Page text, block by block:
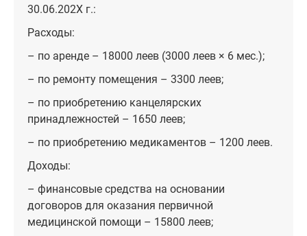
30.06.202X г.:
Расходы:
– по аренде – 18000 леев (3000 леев × 6 мес.);
– по ремонту помещения – 3300 леев;
– по приобретению канцелярских
принадлежностей – 1650 леев;
– по приобретению медикаментов – 1200 леев.
Доходы:
– финансовые средства на основании
договоров для оказания первичной
медицинской помощи – 15800 леев;